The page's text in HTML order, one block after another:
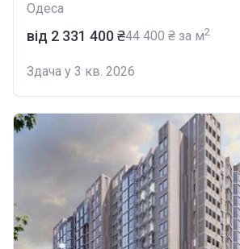
Одеса
від ‍2 331 400 ₴‍44 400 ₴ за м2
Здача у 3 кв. 2026